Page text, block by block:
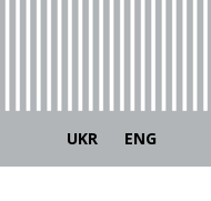
UKR ENG